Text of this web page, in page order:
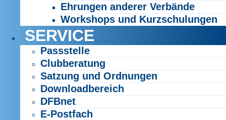
Ehrungen anderer Verbände
Workshops und Kurzschulungen
SERVICE
Passstelle
Clubberatung
Satzung und Ordnungen
Downloadbereich
DFBnet
E-Postfach